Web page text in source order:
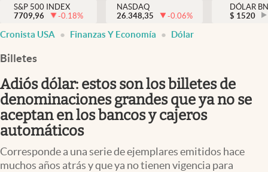
DÓLAR
México
Inmigración
Espiritual
Streaming
Lifestyle
S&P 500 INDEX
7709,96
-0.18%
NASDAQ
26.348,35
-0.06%
DÓLAR
$ 1520
Cronista USA Finanzas Y Economía Dólar
Billetes
Adiós dólar: estos son los billetes de
denominaciones grandes que ya no se
aceptan en los bancos y cajeros
automáticos
Corresponde a una serie de ejemplares emitidos hace
muchos años atrás y que ya no tienen vigencia para